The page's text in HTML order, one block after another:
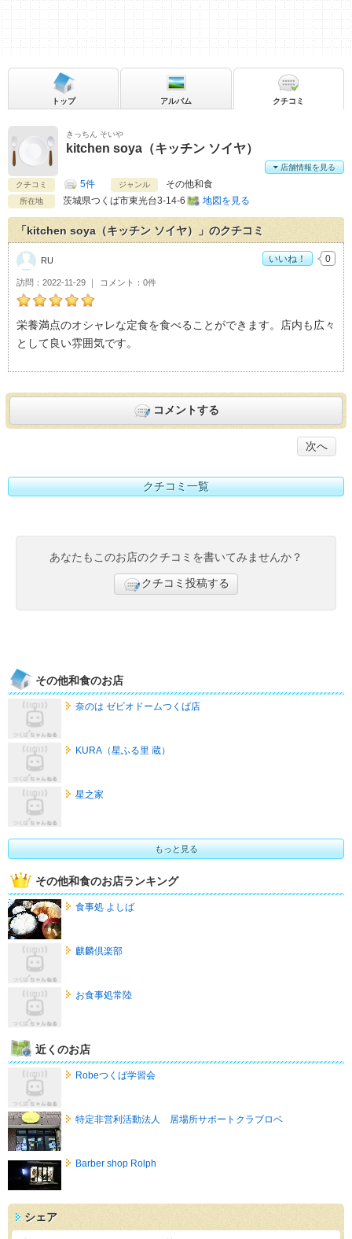
きっちん そいや
kitchen soya（キッチン ソイヤ）
クチコミ 5件 ジャンル その他和食
所在地 茨城県つくば市東光台3-14-6 地図を見る
店舗情報を見る
トップ アルバム クチコミ
「kitchen soya（キッチン ソイヤ）」のクチコミ
RUのkitchen soya（キッチン ソイヤ）おすすめ度： 5
栄養満点のオシャレな定食を食べることができます。店内も広々
として良い雰囲気です。
訪問 2022-11-29 コメント 0件
RU いいね！ 0
コメントする
次へ
クチコミ一覧
あなたもこのお店のクチコミを書いてみませんか？
クチコミ投稿する
その他和食のお店
奈のは ゼビオドームつくば店
KURA（星ふる里 蔵）
星之家
もっと見る
その他和食のお店ランキング
食事処 よしば
麒麟倶楽部
お食事処常陸
近くのお店
Robeつくば学習会
特定非営利活動法人 居場所サポートクラブロベ
Barber shop Rolph
シェア